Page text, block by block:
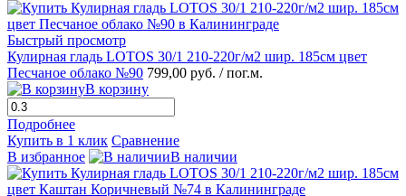
Быстрый просмотр
Кулирная гладь LOTOS 30/1 210-220г/м2 шир. 185см цвет
Песчаное облако №90 799,00 руб. / пог.м.
В корзину
Подробнее
Купить в 1 клик Сравнение
В избранное
В наличии